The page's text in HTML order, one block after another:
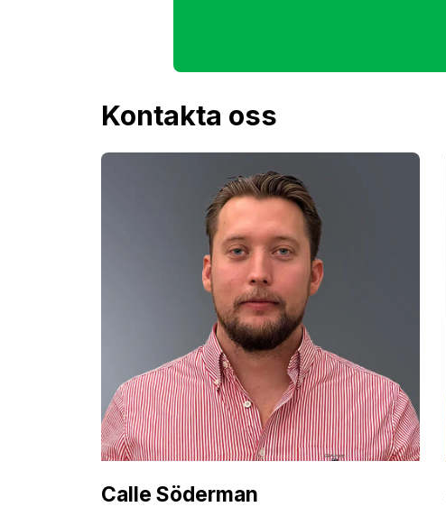
Kontakta oss
Calle Söderman